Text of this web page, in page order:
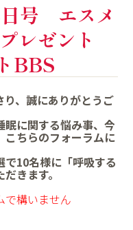
号 エスメ
レゼント
BBS
、誠にありがとうご
眠に関する悩み事、今
こちらのフォーラムに
10名様に「呼吸する
きます。
構いません